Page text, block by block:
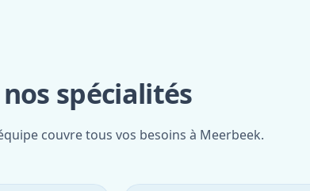
spécialités
couvre tous vos besoins à Meerbeek.